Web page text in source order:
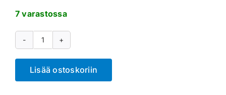
7 varastossa
MTG:
Lorwyn
Eclipsed
Lisää ostoskoriin